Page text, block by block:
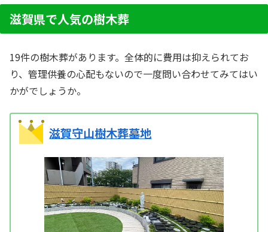
方など、お墓探しに役立つ情報も提供中。
滋賀県で人気の樹木葬
19件の樹木葬があります。全体的に費用は抑えられてお
り、管理供養の心配もないので一度問い合わせてみてはい
かがでしょうか。
滋賀守山樹木葬墓地